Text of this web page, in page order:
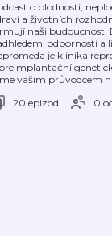
o plodnosti,
a životních
naši budoucnost.
odborností a
je klinika
vaším průvodcem
20 epizod
0